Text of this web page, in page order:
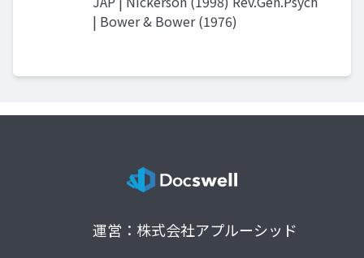
| Bower & Bower (1976)
運営：株式会社アプルーシッド